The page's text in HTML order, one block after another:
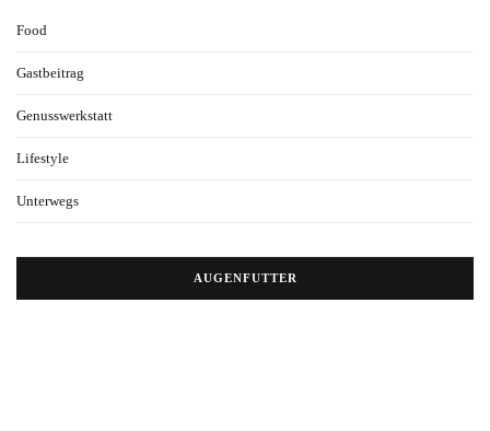
Food
Gastbeitrag
Genusswerkstatt
Lifestyle
Unterwegs
AUGENFUTTER